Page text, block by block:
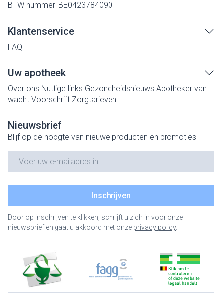
BTW nummer: BE0423784090
Klantenservice
FAQ
Uw apotheek
Over ons Nuttige links Gezondheidsnieuws Apotheker van
wacht Voorschrift Zorgtarieven
Nieuwsbrief
Blijf op de hoogte van nieuwe producten en promoties
Inschrijven
Door op inschrijven te klikken, schrijft u zich in voor onze
nieuwsbrief en gaat u akkoord met onze privacy policy.